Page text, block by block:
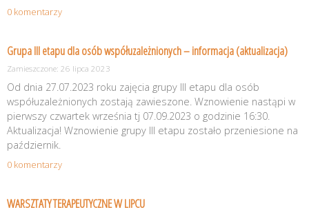
0 komentarzy
Grupa III etapu dla osób współuzależnionych – informacja (aktualizacja)
Zamieszczone: 26 lipca 2023
Od dnia 27.07.2023 roku zajęcia grupy III etapu dla osób
współuzależnionych zostają zawieszone. Wznowienie nastąpi w
pierwszy czwartek września tj 07.09.2023 o godzinie 16:30.
Aktualizacja! Wznowienie grupy III etapu zostało przeniesione na
październik.
0 komentarzy
WARSZTATY TERAPEUTYCZNE W LIPCU